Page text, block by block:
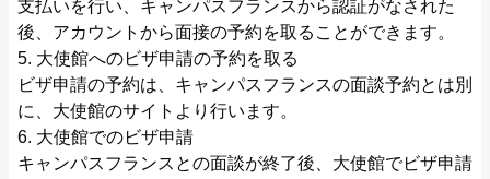
支払いを行い、キャンパスフランスから認証がなされた
後、アカウントから面接の予約を取ることができます。
5. 大使館へのビザ申請の予約を取る
ビザ申請の予約は、キャンパスフランスの面談予約とは別
に、大使館のサイトより行います。
6. 大使館でのビザ申請
キャンパスフランスとの面談が終了後、大使館でビザ申請